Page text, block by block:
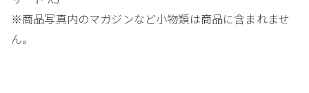
※商品写真内のマガジンなど小物類は商品に含まれませ
ん。